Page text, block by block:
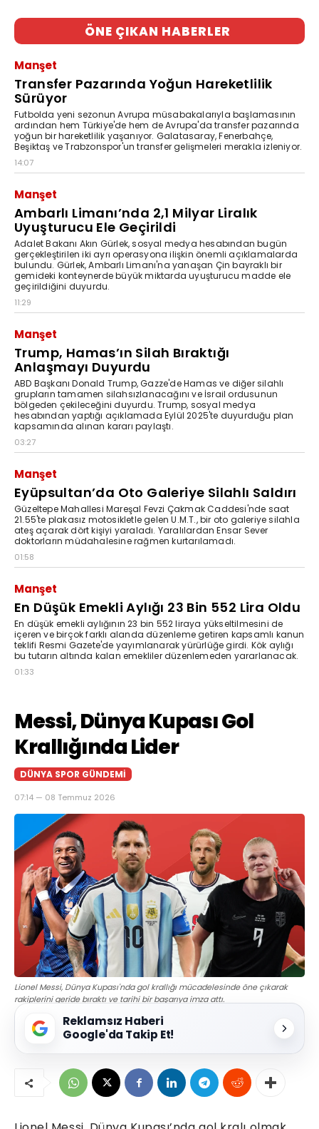
ÖNE ÇIKAN HABERLER
Manşet
Transfer Pazarında Yoğun Hareketlilik
Sürüyor
Futbolda yeni sezonun Avrupa müsabakalarıyla başlamasının
ardından hem Türkiye'de hem de Avrupa'da transfer pazarında
yoğun bir hareketlilik yaşanıyor. Galatasaray, Fenerbahçe,
Beşiktaş ve Trabzonspor'un transfer gelişmeleri merakla izleniyor.
14:07
Manşet
Ambarlı Limanı’nda 2,1 Milyar Liralık
Uyuşturucu Ele Geçirildi
Adalet Bakanı Akın Gürlek, sosyal medya hesabından bugün
gerçekleştirilen iki ayrı operasyona ilişkin önemli açıklamalarda
bulundu. Gürlek, Ambarlı Limanı'na yanaşan Çin bayraklı bir
gemideki konteynerde büyük miktarda uyuşturucu madde ele
geçirildiğini duyurdu.
11:29
Manşet
Trump, Hamas’ın Silah Bıraktığı
Anlaşmayı Duyurdu
ABD Başkanı Donald Trump, Gazze'de Hamas ve diğer silahlı
grupların tamamen silahsızlanacağını ve İsrail ordusunun
bölgeden çekileceğini duyurdu. Trump, sosyal medya
hesabından yaptığı açıklamada Eylül 2025'te duyurduğu plan
kapsamında alınan kararı paylaştı.
03:27
Manşet
Eyüpsultan’da Oto Galeriye Silahlı Saldırı
Güzeltepe Mahallesi Mareşal Fevzi Çakmak Caddesi'nde saat
21.55'te plakasız motosikletle gelen U.M.T., bir oto galeriye silahla
ateş açarak dört kişiyi yaraladı. Yaralılardan Ensar Sever
doktorların müdahalesine rağmen kurtarılamadı.
01:58
Manşet
En Düşük Emekli Aylığı 23 Bin 552 Lira Oldu
En düşük emekli aylığının 23 bin 552 liraya yükseltilmesini de
içeren ve birçok farklı alanda düzenleme getiren kapsamlı kanun
teklifi Resmi Gazete'de yayımlanarak yürürlüğe girdi. Kök aylığı
bu tutarın altında kalan emekliler düzenlemeden yararlanacak.
01:33